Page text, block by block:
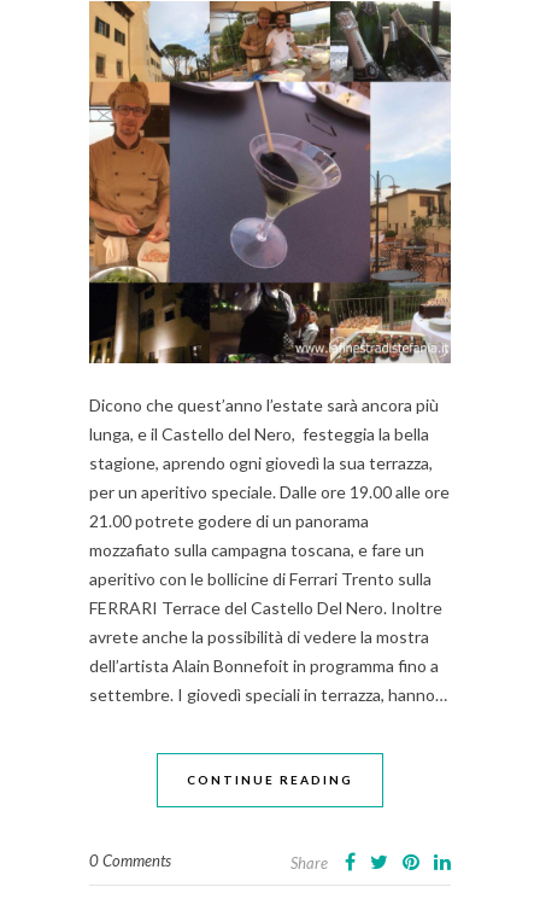
Dicono che quest’anno l’estate sarà ancora più
lunga, e il Castello del Nero, festeggia la bella
stagione, aprendo ogni giovedì la sua terrazza,
per un aperitivo speciale. Dalle ore 19.00 alle ore
21.00 potrete godere di un panorama
mozzafiato sulla campagna toscana, e fare un
aperitivo con le bollicine di Ferrari Trento sulla
FERRARI Terrace del Castello Del Nero. Inoltre
avrete anche la possibilità di vedere la mostra
dell’artista Alain Bonnefoit in programma fino a
settembre. I giovedì speciali in terrazza, hanno…
CONTINUE READING
0 Comments Share